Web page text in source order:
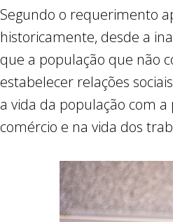
Segundo o requerimento
historicamente, desde a
que a população que não
estabelecer relações
a vida da população com
comércio e na vida dos